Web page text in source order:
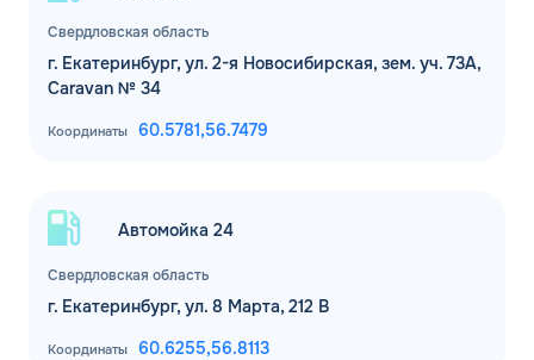
Свердловская область
г. Екатеринбург, ул. 2-я Новосибирская, зем. уч. 73А,
Caravan № 34
Координаты 60.5781,56.7479
Свердловская область
Автомойка 24
г. Екатеринбург, ул. 8 Марта, 212 В
Координаты 60.6255,56.8113